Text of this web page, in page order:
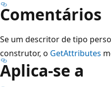
Comentários
Se um descritor de tipo
construtor, o GetAttributes
Aplica-se a